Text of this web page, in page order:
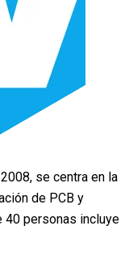
se centra en la
de PCB y
40 personas incluye